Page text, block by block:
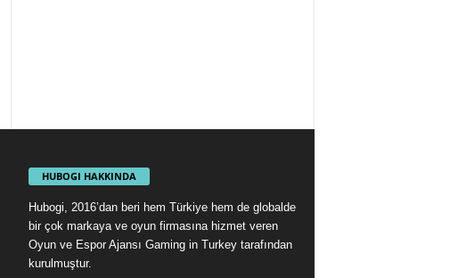
HUBOGI HAKKINDA
Hubogi, 2016’dan beri hem Türkiye hem de globalde
bir çok markaya ve oyun firmasına hizmet veren
Oyun ve Espor Ajansı Gaming in Turkey tarafından
kurulmuştur.